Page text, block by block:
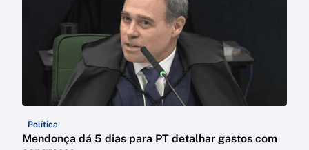
Política
Mendonça dá 5 dias para PT detalhar gastos com